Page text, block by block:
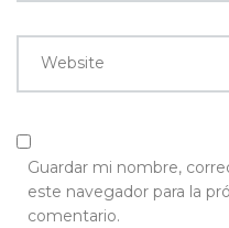
Website
Guardar mi nombre,
este navegador para la
comentario.